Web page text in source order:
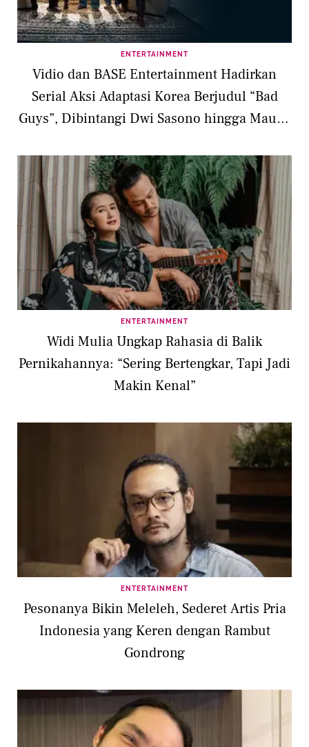
ENTERTAINMENT
Vidio dan BASE Entertainment Hadirkan
Serial Aksi Adaptasi Korea Berjudul “Bad
Guys”, Dibintangi Dwi Sasono hingga Maudy
ENTERTAINMENT
Widi Mulia Ungkap Rahasia di Balik
Pernikahannya: “Sering Bertengkar, Tapi Jadi
Makin Kenal”
ENTERTAINMENT
Pesonanya Bikin Meleleh, Sederet Artis Pria
Indonesia yang Keren dengan Rambut
Gondrong